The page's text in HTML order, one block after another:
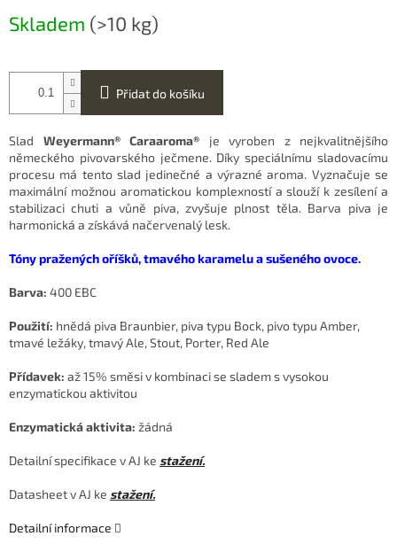
cena:
Skladem (>10 kg)
Přidat do košíku
Slad Weyermann® Caraaroma®
je vyroben z nejkvalitnějšího
německého pivovarského ječmene. Díky speciálnímu sladovacímu
procesu má tento slad jedinečné a výrazné aroma. Vyznačuje se
maximální možnou aromatickou komplexností a slouží k zesílení a
stabilizaci chuti a vůně piva, zvyšuje plnost těla. Barva piva je
harmonická a získává načervenalý lesk.
Tóny pražených oříšků, tmavého karamelu a sušeného ovoce.
Barva: 400 EBC
Použití: hnědá piva Braunbier, piva typu Bock, pivo typu Amber,
tmavé ležáky, tmavý Ale, Stout, Porter, Red Ale
Přídavek: až 15% směsi v kombinaci se sladem s vysokou
enzymatickou aktivitou
Enzymatická aktivita: žádná
Detailní specifikace v AJ ke stažení.
Datasheet v AJ ke stažení.
Detailní informace